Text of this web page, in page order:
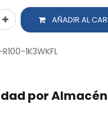
AÑADIR AL
1K3WKFL
por Almacén